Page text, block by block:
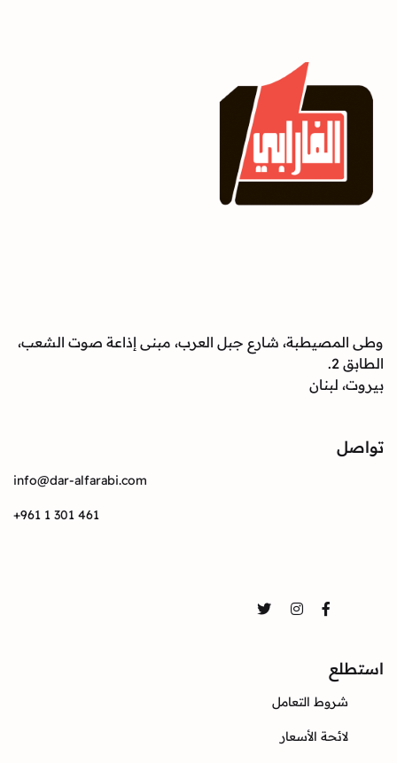
وطى المصيطبة، شارع جبل العرب، مبنى إذاعة صوت الشعب،
الطابق 2.
بيروت، لبنان
تواصل
info@dar-alfarabi.com
+961 1 301 461
Facebook
Instagram
Twitter
استطلع
شروط التعامل
لائحة الأسعار